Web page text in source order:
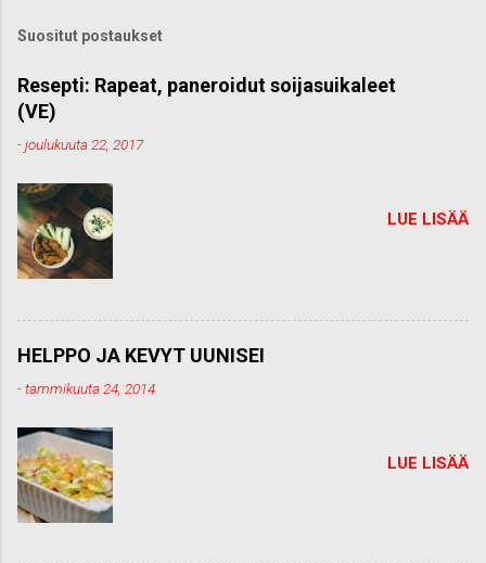
o
m
e
n
t
Suositut postaukset
Resepti: Rapeat, paneroidut soijasuikaleet
(VE)
-joulukuuta 22, 2017
LUE LISÄÄ
HELPPO JA KEVYT UUNISEI
-tammikuuta 24, 2014
LUE LISÄÄ